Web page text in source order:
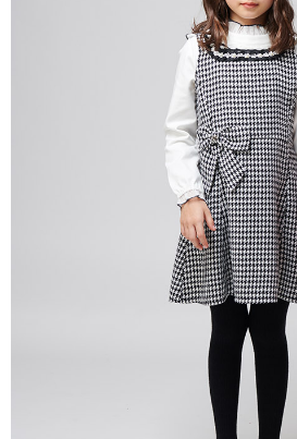
每筆NT$80，滿NT$2,000(含以上)免運費
每筆NT$80，滿NT$2,000(含以上)免運費